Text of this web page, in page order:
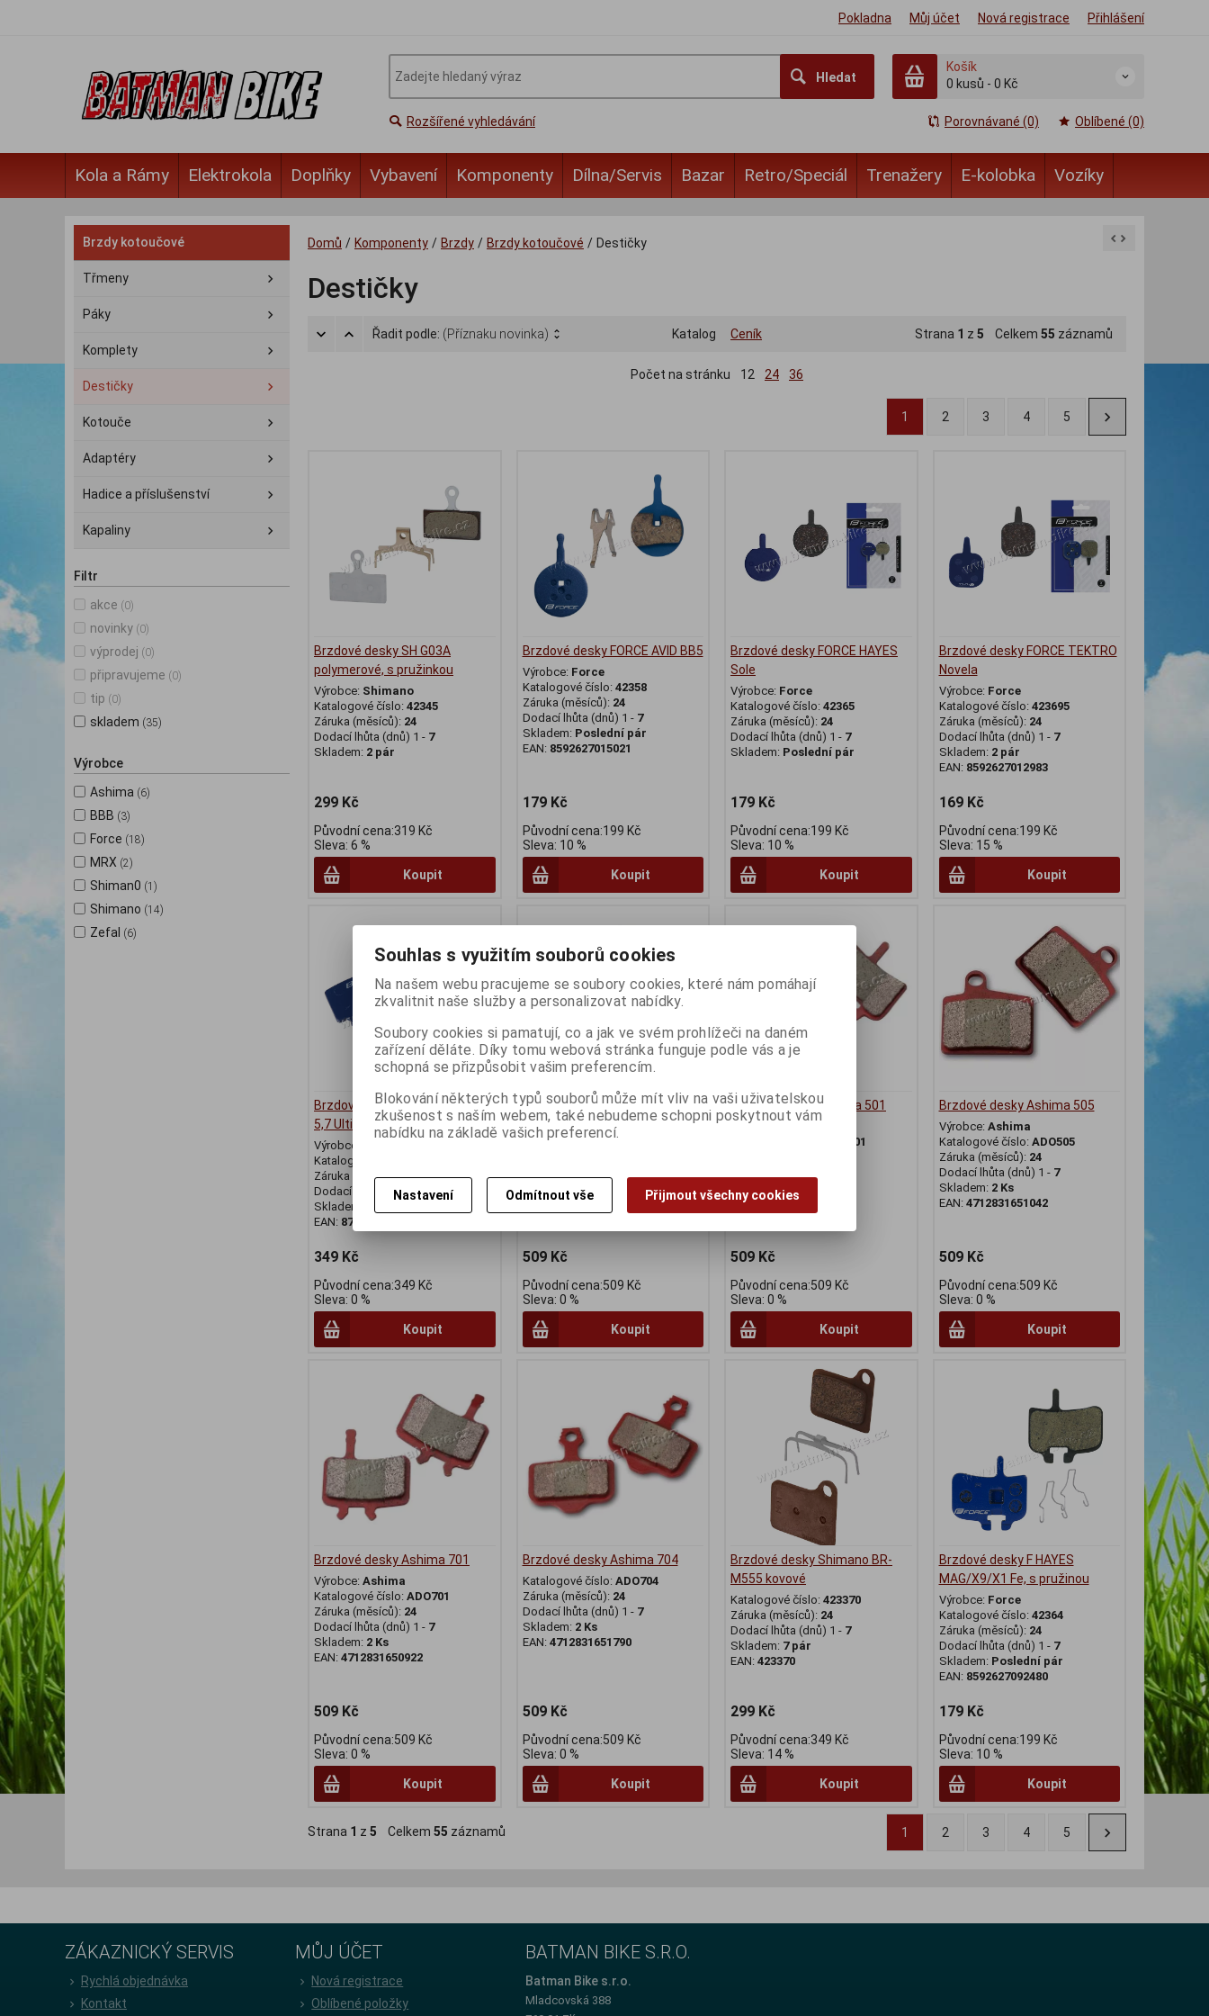
Pokladna Můj účet Nová registrace Přihlášení
Hledat
Košík
0 kusů - 0 Kč
Rozšířené vyhledávání Porovnávané (0) Oblíbené (0)
Kola a Rámy Elektrokola Doplňky Vybavení Komponenty Dílna/Servis Bazar Retro/Speciál Trenažery E-kolobka Vozíky
Brzdy kotoučové
Třmeny
Páky
Komplety
Destičky
Kotouče
Adaptéry
Hadice a příslušenství
Kapaliny
Filtr
akce (0)
novinky (0)
výprodej (0)
připravujeme (0)
tip (0)
skladem (35)
Výrobce
Ashima (6)
BBB (3)
Force (18)
MRX (2)
Shiman0 (1)
Shimano (14)
Zefal (6)
Domů / Komponenty / Brzdy / Brzdy kotoučové / Destičky
Destičky
Řadit podle: (Příznaku novinka) Katalog Ceník Strana 1 z 5 Celkem 55 záznamů
Počet na stránku 12 24 36
1 2 3 4 5
Brzdové desky SH G03A
polymerové, s pružinkou
Výrobce: Shimano
Katalogové číslo: 42345
Záruka (měsíců): 24
Dodací lhůta (dnů) 1 - 7
Skladem: 2 pár
299 Kč
Původní cena:319 Kč
Sleva: 6 %
Koupit
Brzdové desky FORCE AVID BB5
Výrobce: Force
Katalogové číslo: 42358
Záruka (měsíců): 24
Dodací lhůta (dnů) 1 -7
Skladem: Poslední pár
EAN: 8592627015021
179 Kč
Původní cena:199 Kč
Sleva: 10 %
Koupit
Brzdové desky FORCE HAYES
Sole
Výrobce: Force
Katalogové číslo: 42365
Záruka (měsíců): 24
Dodací lhůta (dnů) 1 - 7
Skladem: Poslední pár
179 Kč
Původní cena:199 Kč
Sleva: 10 %
Koupit
Brzdové desky FORCE TEKTRO
Novela
Výrobce: Force
Katalogové číslo: 423695
Záruka (měsíců): 24
Dodací lhůta (dnů) 1 -7
Skladem: 2 pár
EAN: 8592627012983
169 Kč
Původní cena:199 Kč
Sleva: 15 %
Koupit
Brzdové desky BBS-42S Juicy
5,7 Ultimate
Výrobce:
Katalogové číslo:
Záruka (měsíců):24
Dodací lhůta (dnů) 1 -7
Skladem:
EAN: 8716683052558
349 Kč
Původní cena:349 Kč
Sleva: 0 %
Koupit
Brzdové desky Ashima 104
Výrobce:Ashima
Katalogové číslo:ADO104
Skladem:
2 Ks
EAN:4712831650854
509 Kč
Původní cena:509 Kč
Sleva: 0 %
Koupit
Brzdové desky Ashima 501
Výrobce:
ADO501
Skladem: 3 pár
EAN:4712831650908
509 Kč
Původní cena:509 Kč
Sleva: 0 %
Koupit
Brzdové desky Ashima 505
Výrobce: Ashima
Katalogové číslo: ADO505
Záruka (měsíců): 24
Dodací lhůta (dnů) 1 -7
Skladem: 2 Ks
EAN: 4712831651042
509 Kč
Původní cena:509 Kč
Sleva: 0 %
Koupit
Brzdové desky Ashima 701
Výrobce: Ashima
Katalogové číslo: ADO701
Záruka (měsíců): 24
Dodací lhůta (dnů) 1 - 7
Skladem: 2 Ks
EAN: 4712831650922
509 Kč
Původní cena:509 Kč
Sleva: 0 %
Koupit
Brzdové desky Ashima 704
Katalogové číslo: ADO704
Záruka (měsíců): 24
Dodací lhůta (dnů) 1 -7
Skladem: 2 Ks
EAN: 4712831651790
509 Kč
Původní cena:509 Kč
Sleva: 0 %
Koupit
Brzdové desky Shimano BR-
M555 kovové
Katalogové číslo: 423370
Záruka (měsíců): 24
Dodací lhůta (dnů) 1 - 7
Skladem: 7 pár
EAN: 423370
299 Kč
Původní cena:349 Kč
Sleva: 14 %
Koupit
Brzdové desky F HAYES
MAG/X9/X1 Fe, s pružinou
Výrobce: Force
Katalogové číslo: 42364
Záruka (měsíců): 24
Dodací lhůta (dnů) 1 -7
Skladem: Poslední pár
EAN: 8592627092480
179 Kč
Původní cena:199 Kč
Sleva: 10 %
Koupit
Strana 1 z 5 Celkem 55 záznamů 1 2 3 4 5
ZÁKAZNICKÝ SERVIS
Rychlá objednávka
Kontakt
MŮJ ÚČET
Nová registrace
Oblíbené položky
BATMAN BIKE S.R.O.
Batman Bike s.r.o.
Mladcovská 388
Souhlas s využitím souborů cookies
Na našem webu pracujeme se soubory cookies, které nám pomáhají
zkvalitnit naše služby a personalizovat nabídky.
Soubory cookies si pamatují, co a jak ve svém prohlížeči na daném
zařízení děláte. Díky tomu webová stránka funguje podle vás a je
schopná se přizpůsobit vašim preferencím.
Blokování některých typů souborů může mít vliv na vaši uživatelskou
zkušenost s naším webem, také nebudeme schopni poskytnout vám
nabídku na základě vašich preferencí.
Nastavení Odmítnout vše Přijmout všechny cookies